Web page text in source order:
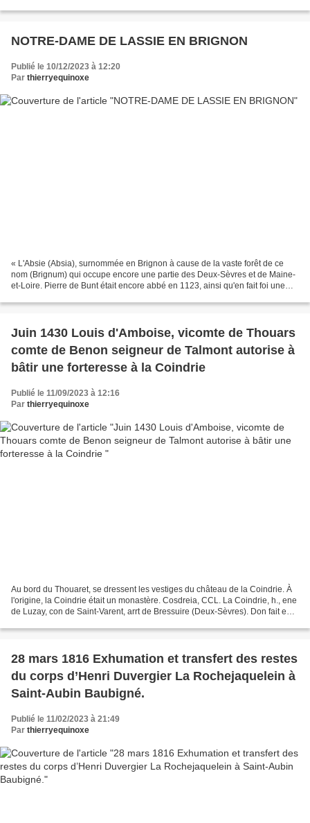
NOTRE-DAME DE LASSIE EN BRIGNON
Publié le 10/12/2023 à 12:20
Par thierryequinoxe
« L'Absie (Absia), surnommée en Brignon à cause de la vaste forêt de ce
nom (Brignum) qui occupe encore une partie des Deux-Sèvres et de Maine-
et-Loire. Pierre de Bunt était encore abbé en 1123, ainsi qu'en fait foi une
Juin 1430 Louis d'Amboise, vicomte de Thouars
comte de Benon seigneur de Talmont autorise à
bâtir une forteresse à la Coindrie
Publié le 11/09/2023 à 12:16
Par thierryequinoxe
Au bord du Thouaret, se dressent les vestiges du château de la Coindrie. À
l'origine, la Coindrie était un monastère. Cosdreia, CCL. La Coindrie, h., ene
de Luzay, con de Saint-Varent, arrt de Bressuire (Deux-Sèvres). Don fait en
28 mars 1816 Exhumation et transfert des restes
du corps d’Henri Duvergier La Rochejaquelein à
Saint-Aubin Baubigné.
Publié le 11/02/2023 à 21:49
Par thierryequinoxe